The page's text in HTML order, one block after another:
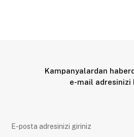
Kampanyalardan
e-mail adresinizi